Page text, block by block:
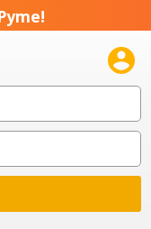
Emprendimiento!
